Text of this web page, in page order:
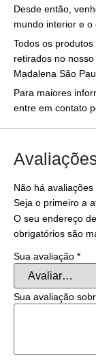
Desde então,
mundo interior e o
Todos os
retirados no
Madalena São
Para maiores
entre em contato
Não há avaliações
Seja o primeiro a
O seu endereço
obrigatórios são
Sua avaliação *
Sua avaliação